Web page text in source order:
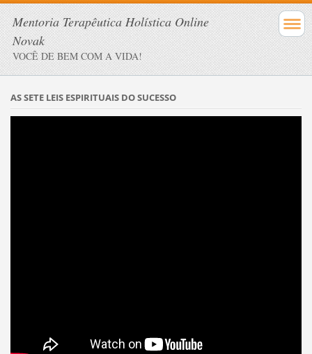
Mentoria Terapêutica Holística Online
Novak
VOCÊ DE BEM COM A VIDA!
AS SETE LEIS ESPIRITUAIS DO SUCESSO